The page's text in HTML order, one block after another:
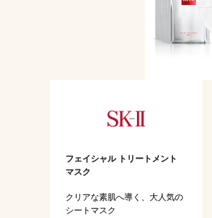
フェイシャル トリートメント
マスク
クリアな素肌へ導く、大人気の
シートマスク